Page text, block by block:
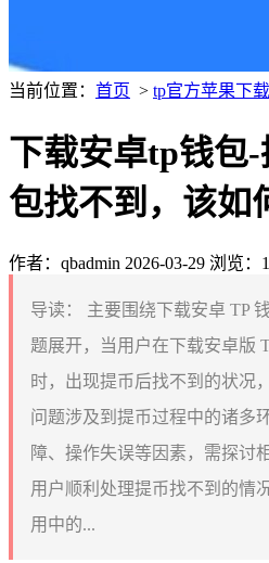
当前位置： 首页 > tp官方苹果下载
下载安卓tp钱包
包找不到，该如
作者：qbadmin 2026-03-29 浏览：
导读：
主要围绕下载安卓 TP
题展开，当用户在下载安卓版
时，出现提币后找不到的状况
问题涉及到提币过程中的诸多
障、操作失误等因素，需探讨
用户顺利处理提币找不到的情
用中的...